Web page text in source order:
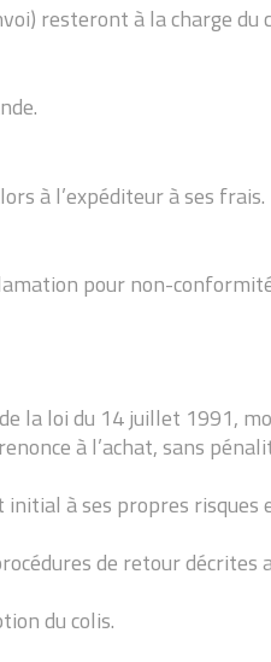
resteront à la charge
à l’expéditeur à ses frais.
pour non-
la loi du 14 juillet 1991,
à l’achat, sans
à ses propres
de retour décrites
du colis.